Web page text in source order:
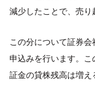
減少したことで、売り
この分について証券
申込みを行います。
証金の貸株残高は増え